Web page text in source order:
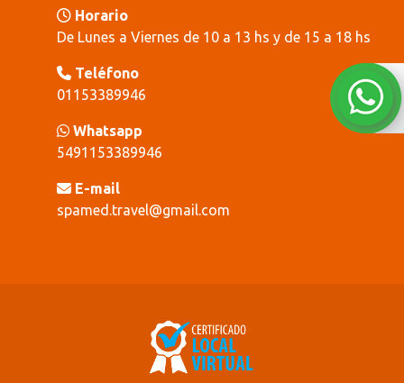
Horario
De Lunes a Viernes de 10 a 13 hs y de 15 a 18 hs
Teléfono
01153389946
Whatsapp
5491153389946
E-mail
spamed.travel@gmail.com